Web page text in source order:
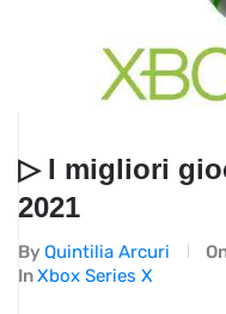
▷ I migliori
2021
By Quintilia Arcuri
InXbox Series X